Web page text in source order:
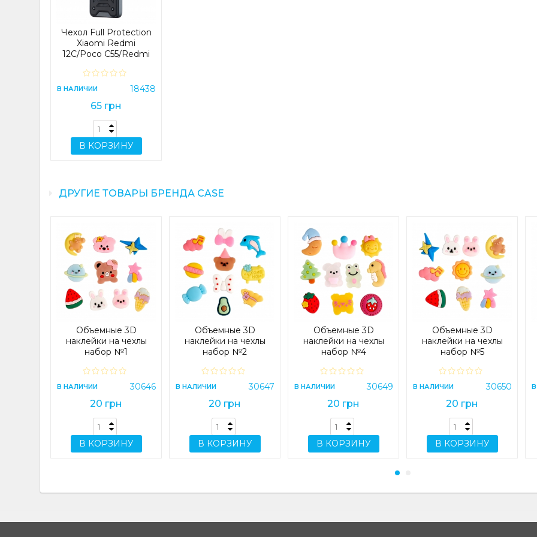
Чехол Full Protection
Xiaomi Redmi
12C/Poco C55/Redmi
В НАЛИЧИИ 18438
65 грн
В КОРЗИНУ
ДРУГИЕ ТОВАРЫ БРЕНДА CASE
Объемные 3D
наклейки на чехлы
набор №1
В НАЛИЧИИ 30646
20 грн
В КОРЗИНУ
Объемные 3D
наклейки на чехлы
набор №2
В НАЛИЧИИ 30647
20 грн
В КОРЗИНУ
Объемные 3D
наклейки на чехлы
набор №4
В НАЛИЧИИ 30649
20 грн
В КОРЗИНУ
Объемные 3D
наклейки на чехлы
набор №5
В НАЛИЧИИ 30650
20 грн
В КОРЗИНУ